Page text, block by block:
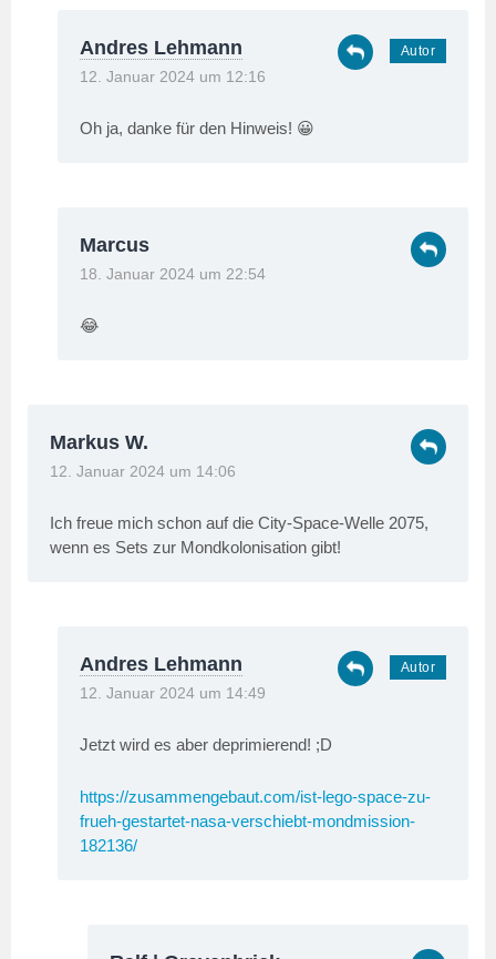
Andres Lehmann
12. Januar 2024 um 12:16
Oh ja, danke für den Hinweis! 😀
Marcus
18. Januar 2024 um 22:54
😂
Markus W.
12. Januar 2024 um 14:06
Ich freue mich schon auf die City-Space-Welle 2075,
wenn es Sets zur Mondkolonisation gibt!
Andres Lehmann
12. Januar 2024 um 14:49
Jetzt wird es aber deprimierend! ;D
https://zusammengebaut.com/ist-lego-space-zu-
frueh-gestartet-nasa-verschiebt-mondmission-
182136/